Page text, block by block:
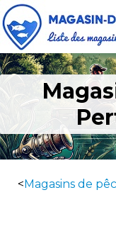
<Magasins de